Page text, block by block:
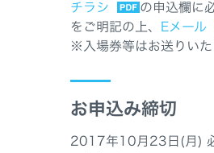
チラシ
の申込欄に
をご明記の上、
Eメール
※入場券等はお送りいた
お申込み締切
2017年10月23日(月)